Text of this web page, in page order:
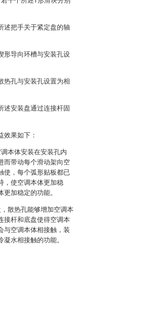
述把手关于紧定盘的轴
形导向环槽与安装孔设
热孔与安装孔设置为相
述安装盘通过连接杆固
效果如下：
本体安装在安装孔内
而带动每个滑动架向空
使，每个弧形贴板都已
，使空调本体更加稳
加稳定的功能。
散热孔能够增加空调本
接杆和底盘使得空调本
与空调本体相接触，装
水相接触的功能。